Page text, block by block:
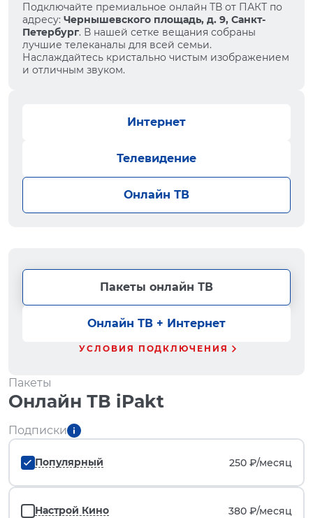
Подключайте премиальное онлайн ТВ от ПАКТ по
адресу: Чернышевского площадь, д. 9, Санкт-
Петербург. В нашей сетке вещания собраны
лучшие телеканалы для всей семьи.
Наслаждайтесь кристально чистым изображением
и отличным звуком.
Интернет
Телевидение
Онлайн ТВ
Пакеты онлайн ТВ
Онлайн ТВ + Интернет
УСЛОВИЯ ПОДКЛЮЧЕНИЯ
Пакеты
Онлайн ТВ iPakt
Подписки
Популярный 250 ₽/месяц
Настрой Кино 380 ₽/месяц